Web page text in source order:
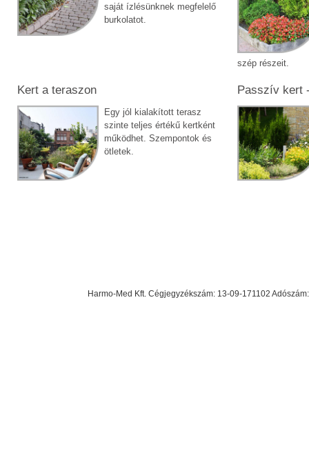
saját ízlésünknek megfelelő
burkolatot.
szép részeit.
Kert a teraszon
Egy jól kialakított terasz
szinte teljes értékű kertként
működhet. Szempontok és
ötletek.
Passzív kert
Harmo-Med Kft. Cégjegyzékszám: 13-09-171102